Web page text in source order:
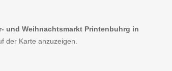
und Weihnachtsmarkt Printenbuhrg in
der Karte anzuzeigen.